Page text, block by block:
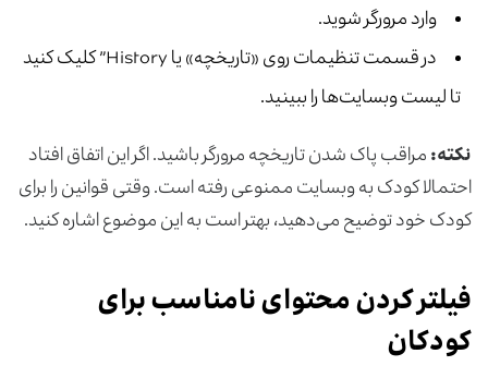
وارد مرورگر شوید.
در قسمت تنظیمات روی «تاریخچه» یا History” کلیک کنید
تا لیست وبسایت‌ها را ببینید.
نکته:مراقب پاک شدن تاریخچه مرورگر باشید. اگر این اتفاق افتاد
احتمالا کودک به وبسایت ممنوعی رفته است. وقتی قوانین را برای
کودک خود توضیح می‌دهید، بهتر است به این موضوع اشاره کنید.
فیلتر کردن محتوای نامناسب برای
کودکان